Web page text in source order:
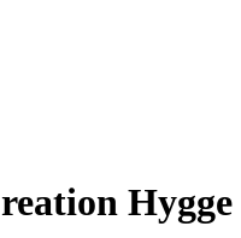
Hygge